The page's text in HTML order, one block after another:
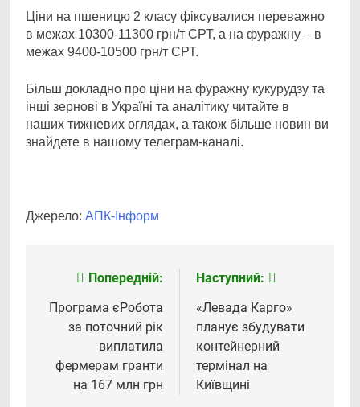
Ціни на пшеницю 2 класу фіксувалися переважно
в межах 10300-11300 грн/т СРТ, а на фуражну – в
межах 9400-10500 грн/т СРТ.
Більш докладно про ціни на фуражну кукурудзу та
інші зернові в Україні та аналітику читайте в
наших тижневих оглядах, а також більше новин ви
знайдете в нашому телеграм-каналі.
Джерело: АПК-Інформ
Навігація
записів
Попередній:
Програма єРобота
за поточний рік
виплатила
фермерам гранти
на 167 млн грн
Наступний:
«Левада Карго»
планує збудувати
контейнерний
термінал на
Київщині